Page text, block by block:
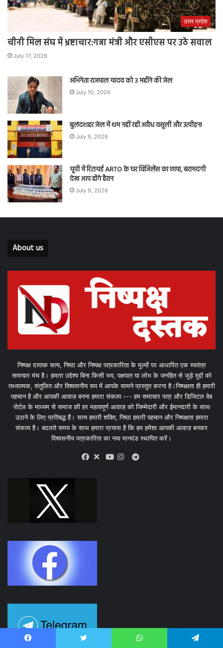
उत्तर प्रदेश
चीनी मिल संघ में भ्रष्टाचार:गन्ना मंत्री और एसीएस पर उठे सवाल
July 17, 2026
अभिनेता राजपाल यादव को 3 महीने की जेल
July 10, 2026
बुलंदशहर जेल में थम नहीं रही अवैध वसूली और उत्पीड़न!
July 9, 2026
यूपी में रिटायर्ड ARTO के घर विजिलेंस का छापा, बरामदगी
देख आप होंगे हैरान
July 9, 2026
About us
निष्पक्ष दस्तक सत्य, निष्ठा और निष्पक्ष पत्रकारिता के मूल्यों पर आधारित एक स्वतंत्र
समाचार मंच है। हमारा उद्देश्य बिना किसी भय, पक्षपात या लोभ के जनहित से जुड़े मुद्दों को
तथ्यात्मक, संतुलित और विश्वसनीय रूप में आपके सामने प्रस्तुत करना है।निष्पक्षता ही हमारी
पहचान है और आपकी आवाज़ बनना हमारा संकल्प --- हम समाचार पत्र और डिजिटल वेब
पोर्टल के माध्यम से समाज की हर महत्वपूर्ण आवाज़ को जिम्मेदारी और ईमानदारी के साथ
उठाने के लिए प्रतिबद्ध हैं। सत्य हमारी शक्ति, निष्ठा हमारी पहचान और निष्पक्षता हमारा
संकल्प है। बदलते समय के साथ हमारा प्रयास है कि हम हमेशा आपकी आवाज़ बनकर
विश्वसनीय पत्रकारिता का नया मानदंड स्थापित करें।
X
Telegram